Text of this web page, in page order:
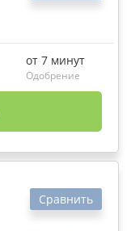
от 7 минут
Одобрение
Сравнить